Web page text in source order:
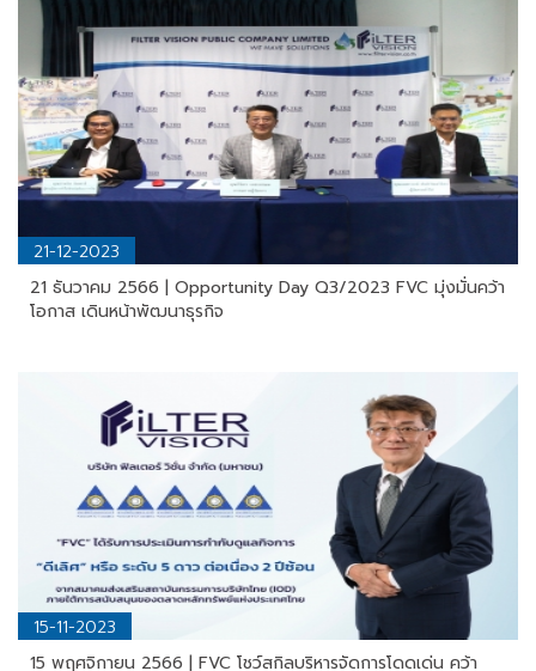
21-12-2023
21 ธันวาคม 2566 | Opportunity Day Q3/2023 FVC มุ่งมั่นคว้า
โอกาส เดินหน้าพัฒนาธุรกิจ
15-11-2023
15 พฤศจิกายน 2566 | FVC โชว์สกิลบริหารจัดการโดดเด่น คว้า